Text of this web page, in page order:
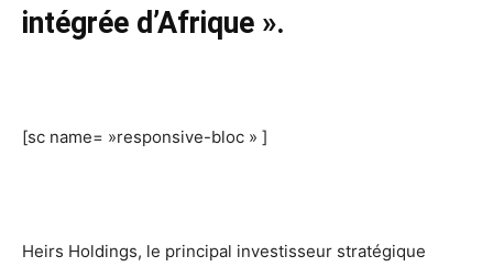
intégrée d’Afrique ».
[sc name= »responsive-bloc » ]
Heirs Holdings, le principal investisseur stratégique